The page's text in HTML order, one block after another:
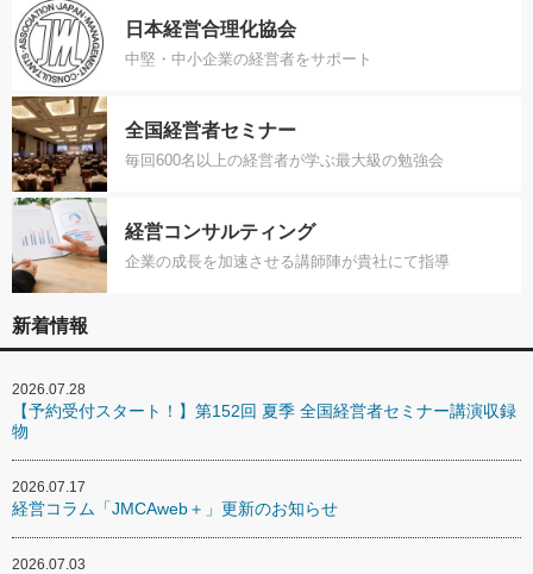
日本経営合理化協会
中堅・中小企業の経営者をサポート
全国経営者セミナー
毎回600名以上の経営者が学ぶ最大級の勉強会
経営コンサルティング
企業の成長を加速させる講師陣が貴社にて指導
新着情報
2026.07.28
【予約受付スタート！】第152回 夏季 全国経営者セミナー講演収録
物
2026.07.17
経営コラム「JMCAweb＋」更新のお知らせ
2026.07.03